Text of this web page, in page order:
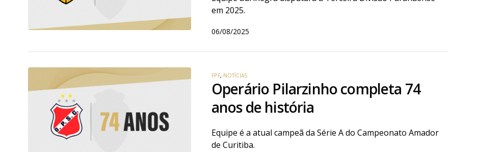
em 2025.
06/08/2025
FPF, NOTÍCIAS
Operário Pilarzinho completa 74
anos de história
Equipe é a atual campeã da Série A do Campeonato Amador
de Curitiba.